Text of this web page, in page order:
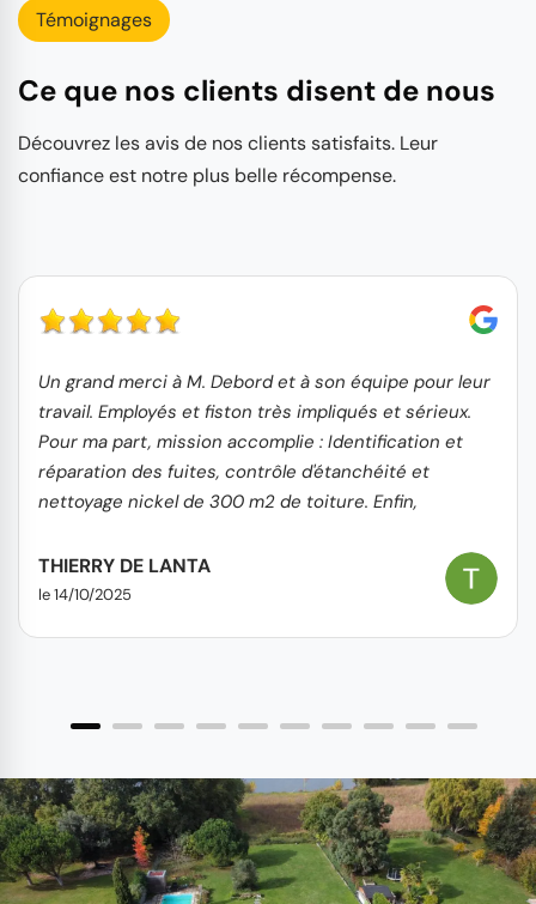
Témoignages
Ce que nos clients disent de nous
Découvrez les avis de nos clients satisfaits. Leur
confiance est notre plus belle récompense.
Un grand merci à M. Debord et à son équipe pour leur
travail. Employés et fiston très impliqués et sérieux.
Pour ma part, mission accomplie : Identification et
réparation des fuites, contrôle d'étanchéité et
nettoyage nickel de 300 m2 de toiture. Enfin,
coût/prestation est très correct. Je recommande
sans hésitation.
THIERRY DE LANTA
le 14/10/2025